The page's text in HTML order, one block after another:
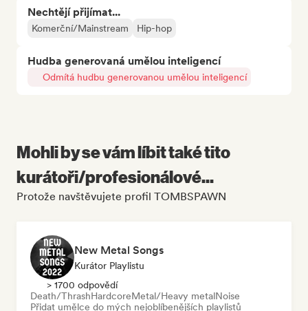
Nechtějí přijímat...
Komerční/Mainstream Hip-hop
Hudba generovaná umělou inteligencí
Odmítá hudbu generovanou umělou inteligencí
Mohli by se vám líbit také tito
kurátoři/profesionálové...
Protože navštěvujete profil TOMBSPAWN
New Metal Songs
Kurátor Playlistu
> 1700 odpovědí
Death/ThrashHardcoreMetal/Heavy metalNoise
Přidat umělce do mých nejoblíbenějších playlistů